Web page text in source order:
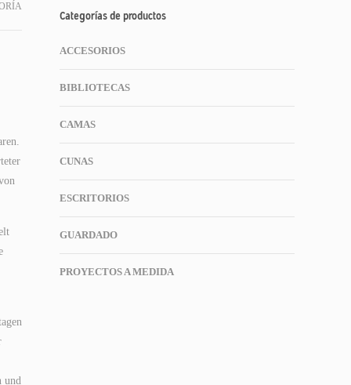
und
Categorías de productos
ACCESORIOS
BIBLIOTECAS
CAMAS
CUNAS
ESCRITORIOS
GUARDADO
PROYECTOS A MEDIDA